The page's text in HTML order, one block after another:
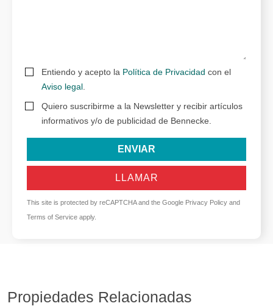
Entiendo y acepto la Política de Privacidad con el
Aviso legal
Quiero suscribirme a la Newsletter y recibir artículos
informativos y/o de publicidad de Bennecke.
ENVIAR
LLAMAR
This site is protected by reCAPTCHA and the Google Privacy Policy and
Terms of Service apply.
Propiedades Relacionadas